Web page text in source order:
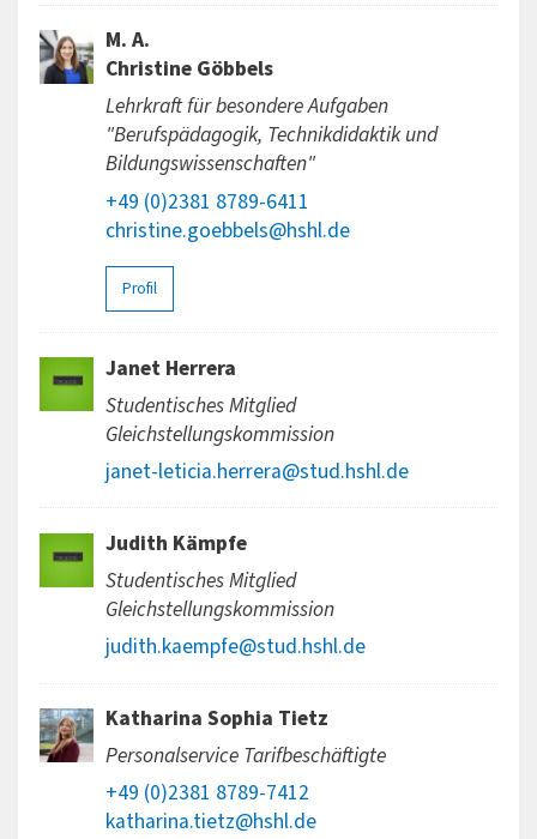
M. A.
Christine Göbbels
Lehrkraft für besondere Aufgaben
"Berufspädagogik, Technikdidaktik und
Bildungswissenschaften"
+49 (0)2381 8789-6411
christine.goebbels@hshl.de
Profil
Janet Herrera
Studentisches Mitglied
Gleichstellungskommission
janet-leticia.herrera@stud.hshl.de
Judith Kämpfe
Studentisches Mitglied
Gleichstellungskommission
judith.kaempfe@stud.hshl.de
Katharina Sophia Tietz
Personalservice Tarifbeschäftigte
+49 (0)2381 8789-7412
katharina.tietz@hshl.de